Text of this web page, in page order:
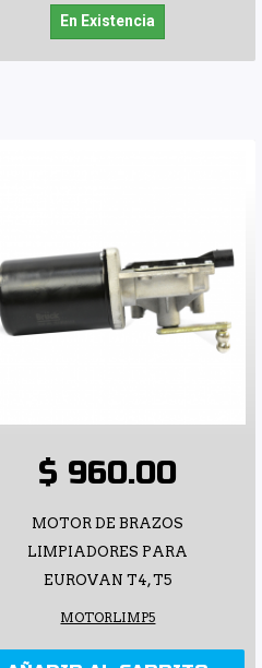
En Existencia
$ 960.00
MOTOR DE BRAZOS
LIMPIADORES PARA
EUROVAN T4, T5
MOTORLIMP5